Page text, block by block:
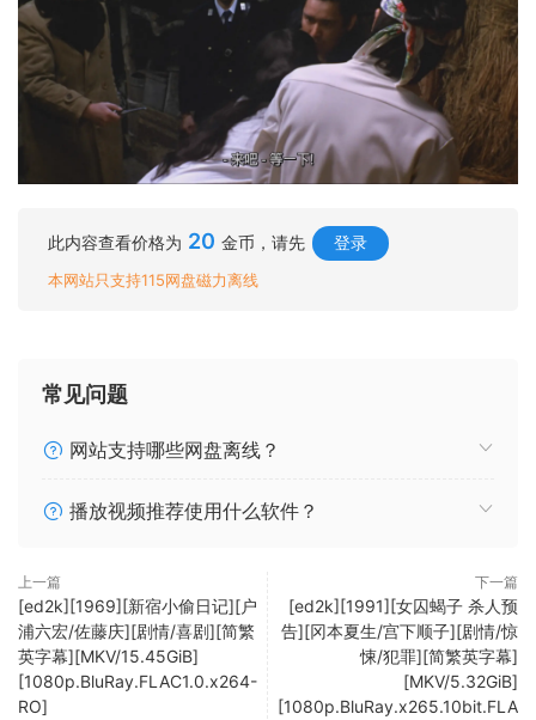
此内容查看价格为 20 金币，请先 登录
本网站只支持115网盘磁力离线
常见问题
网站支持哪些网盘离线？
播放视频推荐使用什么软件？
上一篇
[ed2k][1969][新宿小偷日记][户
浦六宏/佐藤庆][剧情/喜剧][简繁
英字幕][MKV/15.45GiB]
[1080p.BluRay.FLAC1.0.x264-
RO]
下一篇
[ed2k][1991][女囚蝎子 杀人预
告][冈本夏生/宫下顺子][剧情/惊
悚/犯罪][简繁英字幕]
[MKV/5.32GiB]
[1080p.BluRay.x265.10bit.FLA